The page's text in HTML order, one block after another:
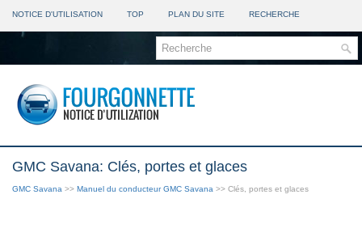
NOTICE D'UTILISATION TOP PLAN DU SITE RECHERCHE
GMC Savana: Clés, portes et glaces
GMC Savana >> Manuel du conducteur GMC Savana >> Clés, portes et glaces